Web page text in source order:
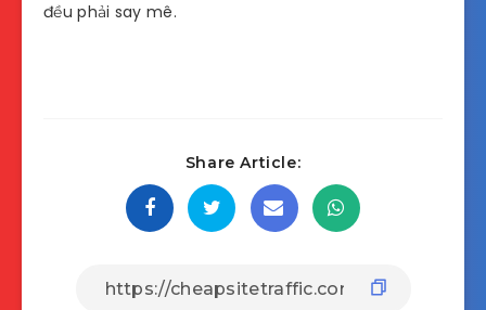
đều phải say mê.
Share Article: